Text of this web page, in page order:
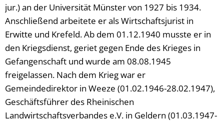
jur.) an der Universität Münster von 1927 bis 1934.
Anschließend arbeitete er als Wirtschaftsjurist in
Erwitte und Krefeld. Ab dem 01.12.1940 musste er in
den Kriegsdienst, geriet gegen Ende des Krieges in
Gefangenschaft und wurde am 08.08.1945
freigelassen. Nach dem Krieg war er
Gemeindedirektor in Weeze (01.02.1946-28.02.1947),
Geschäftsführer des Rheinischen
Landwirtschaftsverbandes e.V. in Geldern (01.03.1947-